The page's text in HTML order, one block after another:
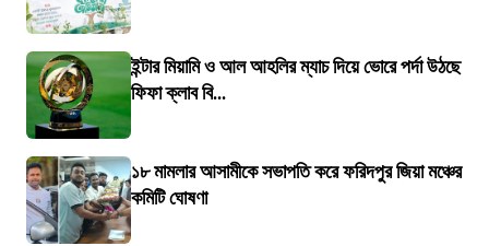
ইন্টার মিয়ামি ও আল আহলির ম্যাচ দিয়ে ভোরে পর্দা উঠছে
ফিফা ক্লাব বি...
১৮ মামলার আসামীকে সভাপতি করে ফরিদপুর জিয়া মঞ্চের
কমিটি ঘোষণা